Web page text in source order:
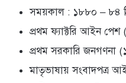
সময়কাল : ১৮৮০ – ৮৪
প্রথম ফ্যাক্টরি আইন পেশ
প্রথম সরকারি জনগণনা
মাতৃভাষায় সংবাদপত্র